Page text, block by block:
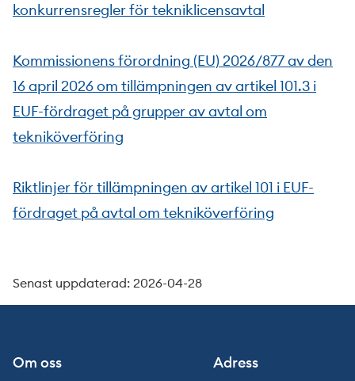
konkurrensregler för tekniklicensavtal
Kommissionens förordning (EU) 2026/877 av den
16 april 2026 om tillämpningen av artikel 101.3 i
EUF-fördraget på grupper av avtal om
tekniköverföring
Riktlinjer för tillämpningen av artikel 101 i EUF-
fördraget på avtal om tekniköverföring
Senast uppdaterad: 2026-04-28
Om oss Adress